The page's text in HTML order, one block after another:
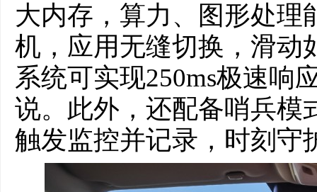
大内存，算力、图形处理
机，应用无缝切换，滑动
系统可实现250ms极速响
说。此外，还配备哨兵模
触发监控并记录，时刻守